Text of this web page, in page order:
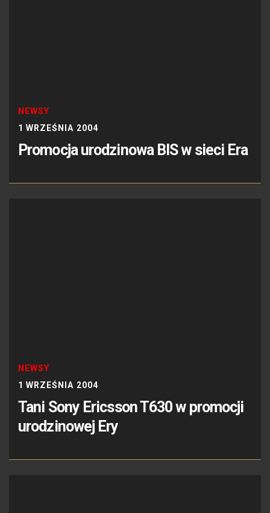
NEWSY
1 WRZEŚNIA 2004
Promocja urodzinowa BIS w sieci Era
NEWSY
1 WRZEŚNIA 2004
Tani Sony Ericsson T630 w promocji
urodzinowej Ery